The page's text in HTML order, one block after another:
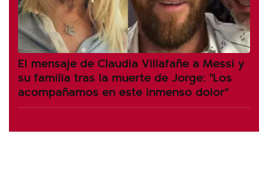
El mensaje de Claudia Villafañe a Messi y
su familia tras la muerte de Jorge: "Los
acompañamos en este inmenso dolor"